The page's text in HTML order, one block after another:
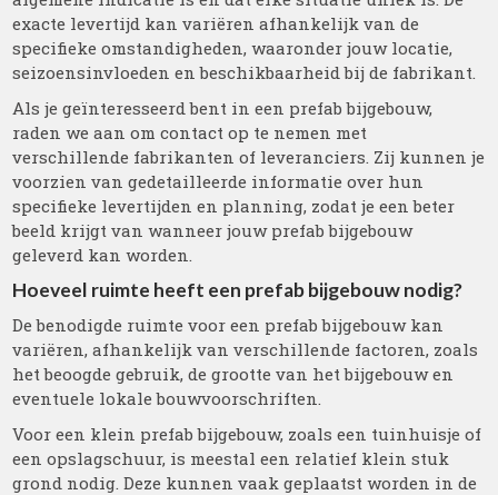
exacte levertijd kan variëren afhankelijk van de
specifieke omstandigheden, waaronder jouw locatie,
seizoensinvloeden en beschikbaarheid bij de fabrikant.
Als je geïnteresseerd bent in een prefab bijgebouw,
raden we aan om contact op te nemen met
verschillende fabrikanten of leveranciers. Zij kunnen je
voorzien van gedetailleerde informatie over hun
specifieke levertijden en planning, zodat je een beter
beeld krijgt van wanneer jouw prefab bijgebouw
geleverd kan worden.
Hoeveel ruimte heeft een prefab bijgebouw nodig?
De benodigde ruimte voor een prefab bijgebouw kan
variëren, afhankelijk van verschillende factoren, zoals
het beoogde gebruik, de grootte van het bijgebouw en
eventuele lokale bouwvoorschriften.
Voor een klein prefab bijgebouw, zoals een tuinhuisje of
een opslagschuur, is meestal een relatief klein stuk
grond nodig. Deze kunnen vaak geplaatst worden in de